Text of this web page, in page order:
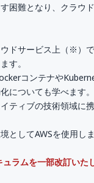
困難となり、クラウ
ドサービス上（※）
す。
コンテナや
についても学べます。
ティブの技術領域に
してAWSを使用しま
ラムを一部改訂いた